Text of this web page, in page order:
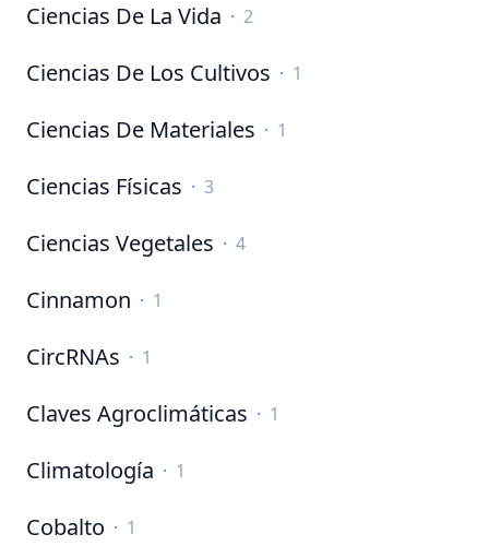
Ciencias De La Vida · 2
Ciencias De Los Cultivos · 1
Ciencias De Materiales · 1
Ciencias Físicas · 3
Ciencias Vegetales · 4
Cinnamon · 1
CircRNAs · 1
Claves Agroclimáticas · 1
Climatología · 1
Cobalto · 1